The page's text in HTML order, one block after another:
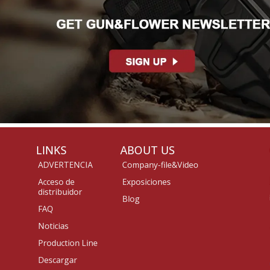
LINKS
ADVERTENCIA
Acceso de
distribuidor
FAQ
Noticias
Production Line
Descargar
ABOUT US
Company-file&Video
Exposiciones
Blog